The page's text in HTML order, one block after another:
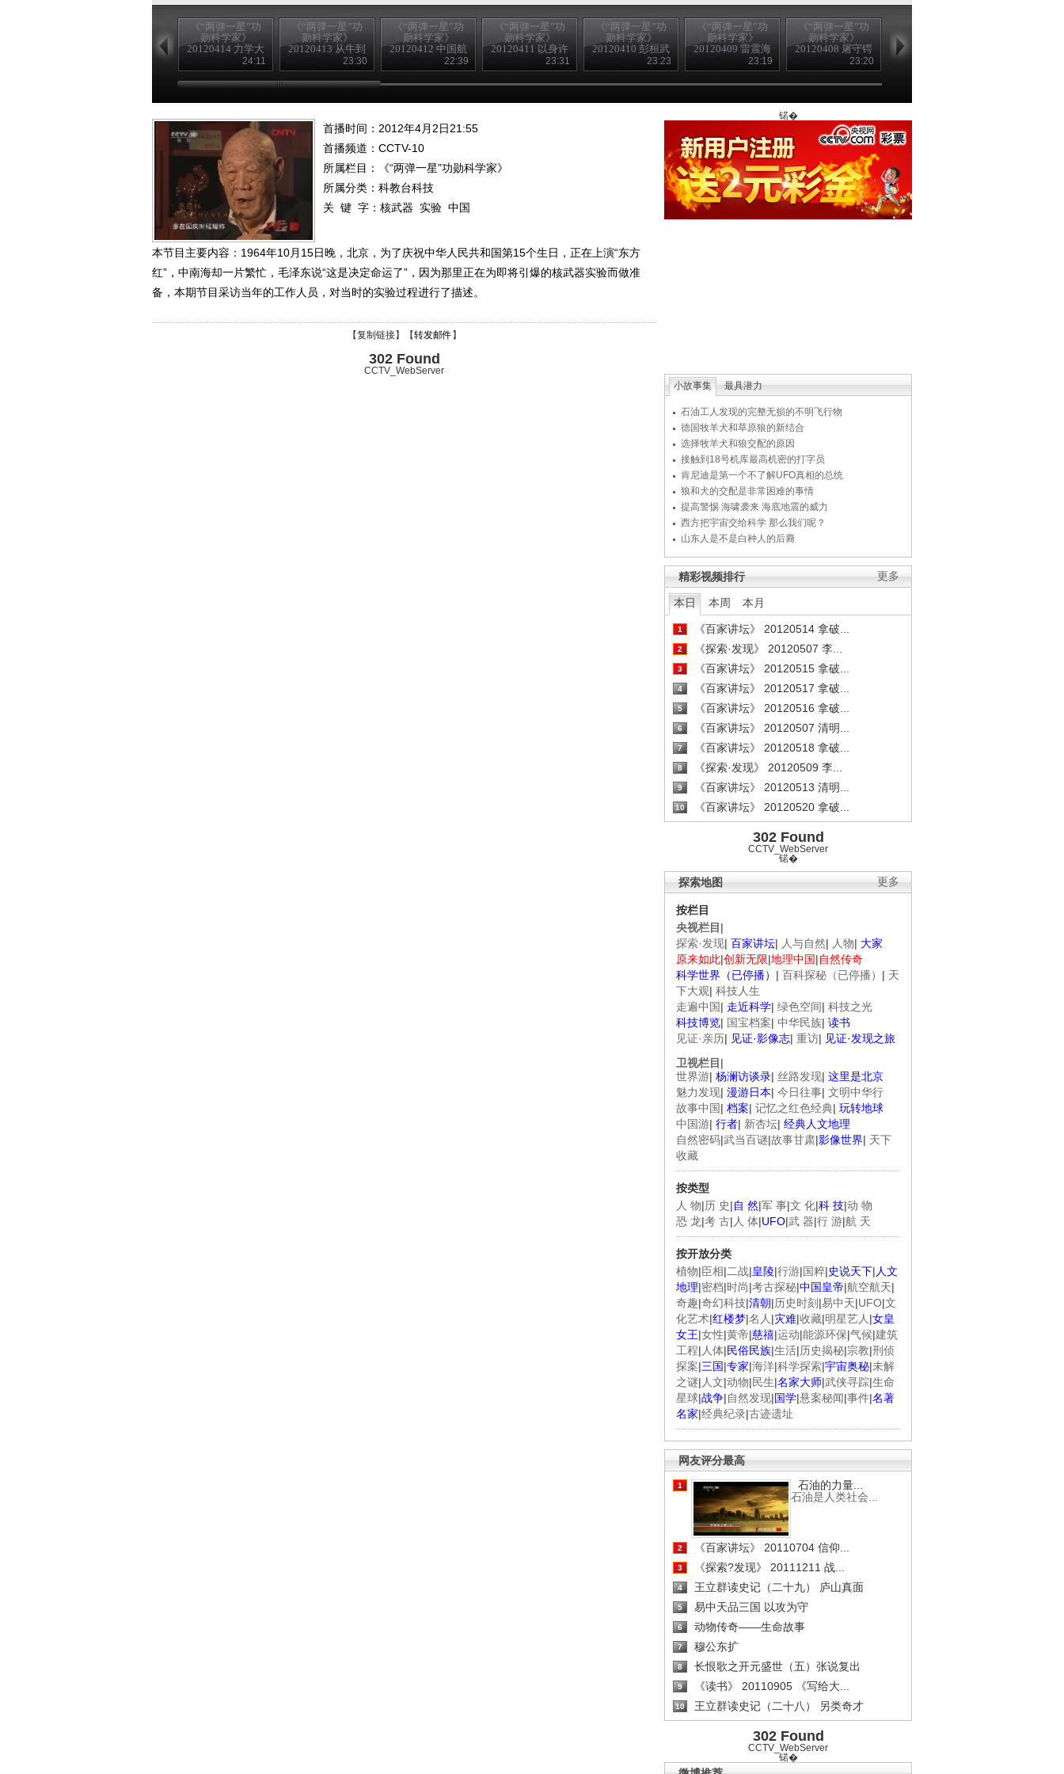
《“两弹一星”功
勋科学家》
20120414 力学大
师 郭永怀24:11
《“两弹一星”功
勋科学家》
20120413 从牛到
23:30
《“两弹一星”功
勋科学家》
20120412 中国航
天材料奠基人
22:39
《“两弹一星”功
勋科学家》
20120411 以身许
国 王淦昌23:31
《“两弹一星”功
勋科学家》
20120410 彭桓武
中科院院士23:23
《“两弹一星”功
勋科学家》
20120409 雷震海
23:19
《“两弹一星”功
勋科学家》
20120408 屠守锷
中国科学院院士
23:20
20120407 人民科
首播时间：2012年4月2日21:55
首播频道： CCTV-10
所属栏目：
《“两弹一星”功勋科学家》
所属分类：科教台科技
关 键 字： 核武器 实验 中国
本节目主要内容：1964年10月15日晚，北京，为了庆祝中华人民共和国第15个生日，正在上演“东方
红”，中南海却一片繁忙，毛泽东说“这是决定命运了”，因为那里正在为即将引爆的核武器实验而做准
备，本期节目采访当年的工作人员，对当时的实验过程进行了描述。
【复制链接】【转发邮件 】
302 Found
CCTV_WebServer
锘�
小故事集 最具潜力
石油工人发现的完整无损的不明飞行物
德国牧羊犬和草原狼的新结合
选择牧羊犬和狼交配的原因
接触到18号机库最高机密的打字员
肯尼迪是第一个不了解UFO真相的总统
狼和犬的交配是非常困难的事情
提高警惕 海啸袭来 海底地震的威力
西方把宇宙交给科学 那么我们呢？
山东人是不是白种人的后裔
更多
精彩视频排行
本日 本周 本月
1 《百家讲坛》 20120514 拿破...
2 《探索·发现》 20120507 李...
3 《百家讲坛》 20120515 拿破...
4 《百家讲坛》 20120517 拿破...
5 《百家讲坛》 20120516 拿破...
6 《百家讲坛》 20120507 清明...
7 《百家讲坛》 20120518 拿破...
8 《探索·发现》 20120509 李...
9 《百家讲坛》 20120513 清明...
10 《百家讲坛》 20120520 拿破...
302 Found
CCTV_WebServer
锘�
更多
探索地图
按栏目
央视栏目 |
探索·发现| 百家讲坛| 人与自然| 人物| 大家
原来如此|创新无限|地理中国|自然传奇
科学世界（已停播） | 百科探秘（已停播） | 天
下大观| 科技人生
走遍中国| 走近科学| 绿色空间| 科技之光
科技博览| 国宝档案| 中华民族| 读书
见证·亲历| 见证·影像志| 重访| 见证·发现之旅
卫视栏目 |
世界游| 杨澜访谈录| 丝路发现| 这里是北京
魅力发现| 漫游日本| 今日往事| 文明中华行
故事中国| 档案| 记忆之红色经典| 玩转地球
中国游| 行者| 新杏坛| 经典人文地理
自然密码|武当百谜|故事甘肃|影像世界| 天下
收藏
按类型
人 物|历 史|自 然|军 事|文 化|科 技|动 物
恐 龙|考 古| 人 体|UFO|武 器|行 游|航 天
按开放分类
植物|臣相|二战|皇陵|行游|国粹|史说天下| 人文
地理|密档|时尚|考古探秘|中国皇帝|航空航天|
奇趣|奇幻科技|清朝|历史时刻 |易中天|UFO|文
化艺术|红楼梦|名人 |灾难|收藏|明星艺人 |女皇
女王|女性|黄帝|慈禧|运动|能源环保|气候|建筑
工程| 人体|民俗民族|生活|历史揭秘|宗教|刑侦
探案|三国|专家|海洋|科学探索|宇宙奥秘|未解
之谜| 人文|动物|民生|名家大师|武侠寻踪|生命
星球|战争|自然发现|国学|悬案秘闻|事件|名著
名家|经典纪录|古迹遗址
网友评分最高
1
石油的力量...
石油是人类社会...
2 《百家讲坛》 20110704 信仰...
3 《探索?发现》 20111211 战...
4 王立群读史记（二十九） 庐山真面
5 易中天品三国 以攻为守
6 动物传奇——生命故事
7 穆公东扩
8 长恨歌之开元盛世（五）张说复出
9 《读书》 20110905 《写给大...
10 王立群读史记（二十八） 另类奇才
302 Found
CCTV_WebServer
锘�